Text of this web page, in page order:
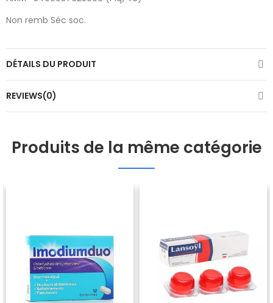
Non remb Séc soc.
DÉTAILS DU PRODUIT
REVIEWS(0)
Produits de la même catégorie